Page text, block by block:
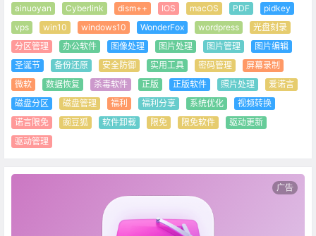
ainuoyan Cyberlink dism++ IOS macOS PDF
pidkey
vps
win10 windows10 WonderFox wordpress
光盘刻录
分区管理
办公软件 图像处理 图片处理 图片管理
图片编辑
圣诞节
备份还原 安全防御 实用工具 密码管理
屏幕录制
微软
数据恢复 杀毒软件 正版 正版软件 照片处理
爱诺言
磁盘分区
磁盘管理 福利 福利分享 系统优化
视频转换
诺言限免
豌豆狐 软件卸载 限免 限免软件
驱动更新
驱动管理